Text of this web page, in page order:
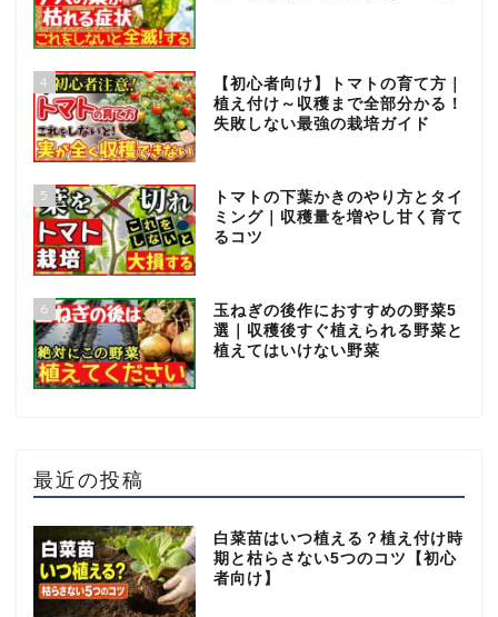
4
【初心者向け】トマトの育て方｜
植え付け～収穫まで全部分かる！
失敗しない最強の栽培ガイド
5
トマトの下葉かきのやり方とタイ
ミング｜収穫量を増やし甘く育て
るコツ
6
玉ねぎの後作におすすめの野菜5
選｜収穫後すぐ植えられる野菜と
植えてはいけない野菜
最近の投稿
白菜苗はいつ植える？植え付け時
期と枯らさない5つのコツ【初心
者向け】